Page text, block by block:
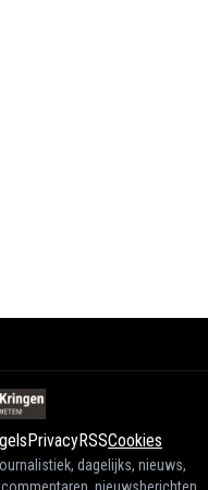
PrivacyRSSCookies
dagelijks, nieuws,